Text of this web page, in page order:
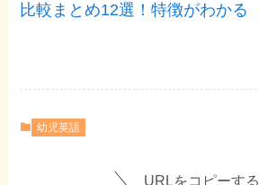
比較まとめ12選！特徴がわかる
幼児英語
URLをコピーする